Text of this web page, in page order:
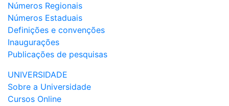
Números Regionais
Números Estaduais
Definições e convenções
Inaugurações
Publicações de pesquisas
UNIVERSIDADE
Sobre a Universidade
Cursos Online